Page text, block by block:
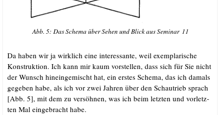
Abb. 5: Das Sche­ma über Sehen und Blick aus Semi­nar 11
Da haben wir ja wirk­lich eine inter­es­san­te, weil exem­pla­ri­sche
Kon­struk­ti­on. Ich kann mir kaum vor­stel­len, dass sich für Sie nicht
der Wunsch hin­ein­ge­mischt hat, ein ers­tes Sche­ma, das ich damals
gege­ben habe, als ich vor zwei Jah­ren über den Schau­trieb sprach
[Abb. 5], mit dem zu ver­söh­nen, was ich beim letz­ten und vor­letz­
ten Mal ein­ge­bracht habe.